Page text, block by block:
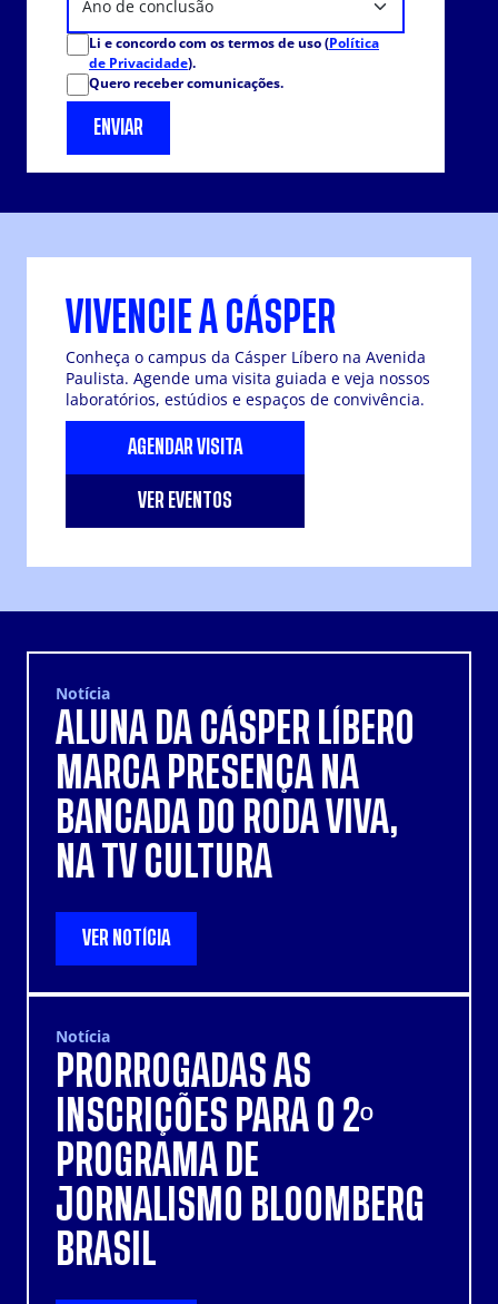
Li e concordo com os termos de uso (Política
de Privacidade).
Quero receber comunicações.
VIVENCIE A CÁSPER
Conheça o campus da Cásper Líbero na Avenida
Paulista. Agende uma visita guiada e veja nossos
laboratórios, estúdios e espaços de convivência.
AGENDAR VISITA
VER EVENTOS
Notícia
ALUNA DA CÁSPER LÍBERO
MARCA PRESENÇA NA
BANCADA DO RODA VIVA,
NA TV CULTURA
VER NOTÍCIA
Notícia
PRORROGADAS AS
INSCRIÇÕES PARA O 2º
PROGRAMA DE
JORNALISMO BLOOMBERG
BRASIL